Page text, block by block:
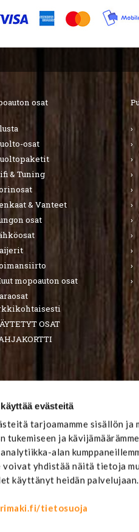
evästeitä
tarjoamamme sisällön
tukemiseen ja
alan
voivat yhdistää näitä tietoja
käyttänyt heidän palvelujaan.
tietosuoja
osat
osat
& Tuning
& Vanteet
osat
mopoauton osat
OSAT